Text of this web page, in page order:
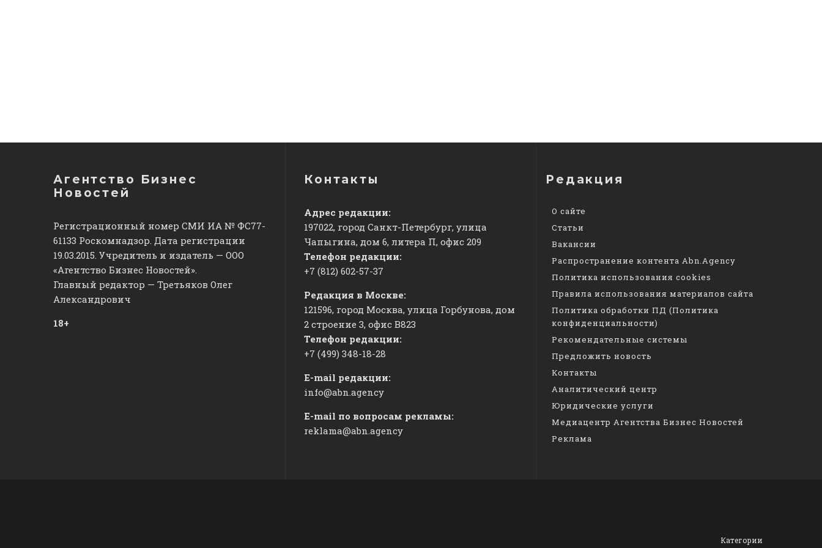
Агентство Бизнес
Новостей
Регистрационный номер СМИ ИА № ФС77-
61133 Роскомнадзор. Дата регистрации
19.03.2015. Учредитель и издатель — ООО
«Агентство Бизнес Новостей».
Главный редактор — Третьяков Олег
Александрович
18+
Контакты
Адрес редакции:
197022, город Санкт-Петербург, улица
Чапыгина, дом 6, литера П, офис 209
Телефон редакции:
+7 (812) 602-57-37
Редакция в Москве:
121596, город Москва, улица Горбунова, дом
2 строение 3, офис ​В823
Телефон редакции:
+7 (499) 348-18-28
E-mail редакции:
info@abn.agency
E-mail по вопросам рекламы:
reklama@abn.agency
Редакция
О сайте
Статьи
Вакансии
Распространение контента Abn.Agency
Политика использования cookies
Правила использования материалов сайта
Политика обработки ПД (Политика
конфиденциальности)
Рекомендательные системы
Предложить новость
Контакты
Аналитический центр
Юридические услуги
Медиацентр Агентства Бизнес Новостей
Реклама
Категории